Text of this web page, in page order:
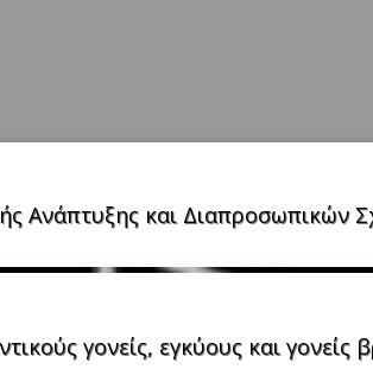
Ανάπτυξης και Διαπροσωπικών
γονείς, εγκύους και γονείς